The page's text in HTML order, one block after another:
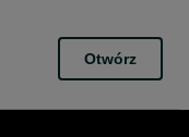
Otwórz